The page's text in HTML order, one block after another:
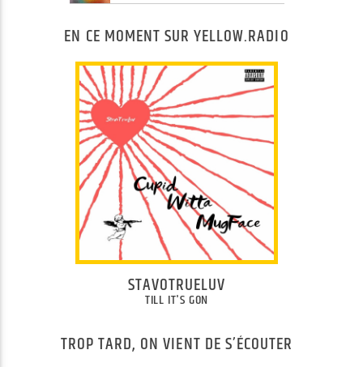
EN CE MOMENT SUR YELLOW.RADIO
STAVOTRUELUV
TILL IT'S GON
TROP TARD, ON VIENT DE S’ÉCOUTER